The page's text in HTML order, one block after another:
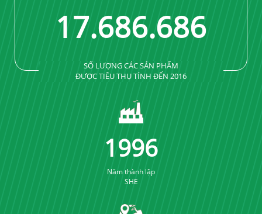
17.689.689
SỐ LƯỢNG CÁC SẢN PHẨM
ĐƯỢC TIÊU THỤ TÍNH ĐẾN 2016
2005
Năm thành lập
SHE